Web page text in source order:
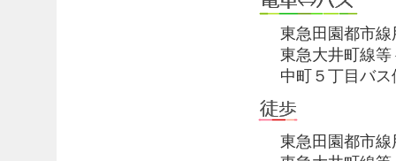
東急田園都市線
東急大井町線等
中町５丁目バス
東急田園都市線